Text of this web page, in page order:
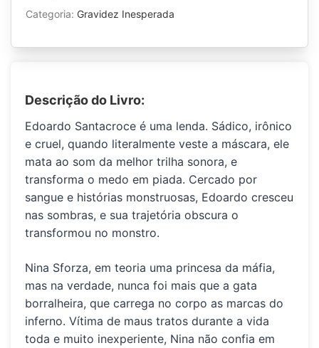
Categoria: Gravidez Inesperada
Descrição do Livro:
Edoardo Santacroce é uma lenda. Sádico, irônico
e cruel, quando literalmente veste a máscara, ele
mata ao som da melhor trilha sonora, e
transforma o medo em piada. Cercado por
sangue e histórias monstruosas, Edoardo cresceu
nas sombras, e sua trajetória obscura o
transformou no monstro.
Nina Sforza, em teoria uma princesa da máfia,
mas na verdade, nunca foi mais que a gata
borralheira, que carrega no corpo as marcas do
inferno. Vítima de maus tratos durante a vida
toda e muito inexperiente, Nina não confia em